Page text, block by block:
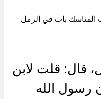
المناسك باب في الرمل
قال: قلت لابن
رسول الله